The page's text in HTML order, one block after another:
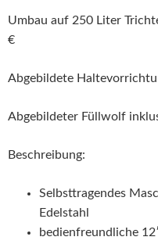
Umbau auf 250 Liter
€
Abgebildete
Abgebildeter Füllwolf
Beschreibung:
Selbsttragendes
Edelstahl
bedienfreundliche